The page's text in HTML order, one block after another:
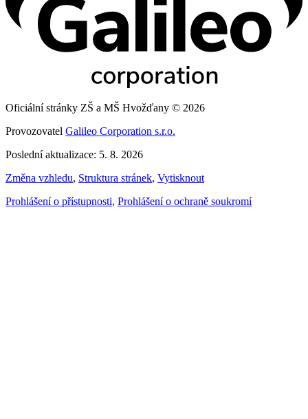
Oficiální stránky ZŠ a MŠ Hvožďany © 2026
Provozovatel Galileo Corporation s.r.o.
Poslední aktualizace: 5. 8. 2026
Změna vzhledu, Struktura stránek, Vytisknout
Prohlášení o přístupnosti, Prohlášení o ochraně soukromí